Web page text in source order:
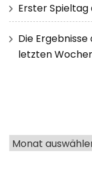
Erster
Die
letzten
Archiv